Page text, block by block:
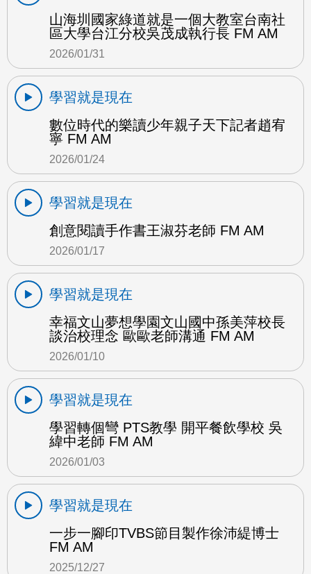
山海圳國家綠道就是一個大教室台南社
區大學台江分校吳茂成執行長 FM AM
2026/01/31
學習就是現在
數位時代的樂讀少年親子天下記者趙宥
寧 FM AM
2026/01/24
學習就是現在
創意閱讀手作書王淑芬老師 FM AM
2026/01/17
學習就是現在
幸福文山夢想學園文山國中孫美萍校長
談治校理念 歐歐老師溝通 FM AM
2026/01/10
學習就是現在
學習轉個彎 PTS教學 開平餐飲學校 吳
緯中老師 FM AM
2026/01/03
學習就是現在
一步一腳印TVBS節目製作徐沛緹博士
FM AM
2025/12/27